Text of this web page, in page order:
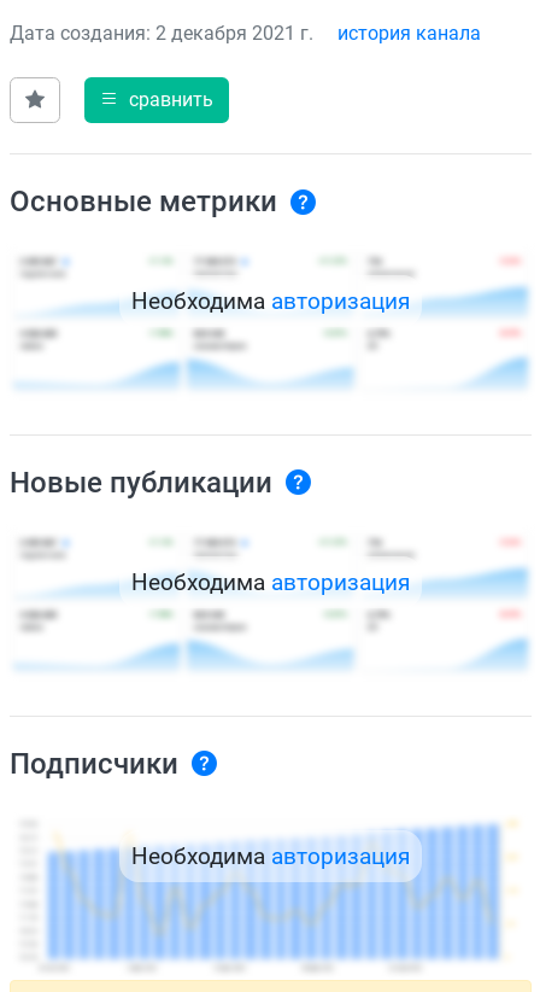
Дата создания: 2 декабря 2021 г. история канала
сравнить
Основные метрики
Необходима авторизация
Новые публикации
Необходима авторизация
Подписчики
Необходима авторизация